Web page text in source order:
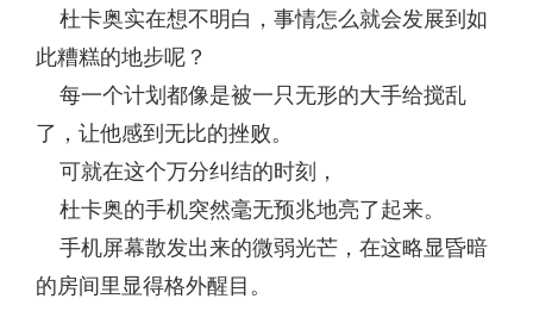
杜卡奥实在想不明白，事情怎么就会发展到如
此糟糕的地步呢？
每一个计划都像是被一只无形的大手给搅乱
了，让他感到无比的挫败。
可就在这个万分纠结的时刻，
杜卡奥的手机突然毫无预兆地亮了起来。
手机屏幕散发出来的微弱光芒，在这略显昏暗
的房间里显得格外醒目。